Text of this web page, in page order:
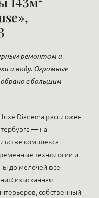
ремонтом и
и воду. Огромные
с большим
Diadema распложен
— на
комплекса
технологии и
до мелочей все
изысканная
собственный